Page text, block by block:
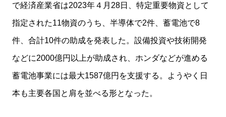
で経済産業省は2023年４月28日、特定重要物資として
指定された11物資のうち、半導体で2件、蓄電池で8
件、合計10件の助成を発表した。設備投資や技術開発
などに2000億円以上が助成され、ホンダなどが進める
蓄電池事業には最大1587億円を支援する。ようやく日
本も主要各国と肩を並べる形となった。